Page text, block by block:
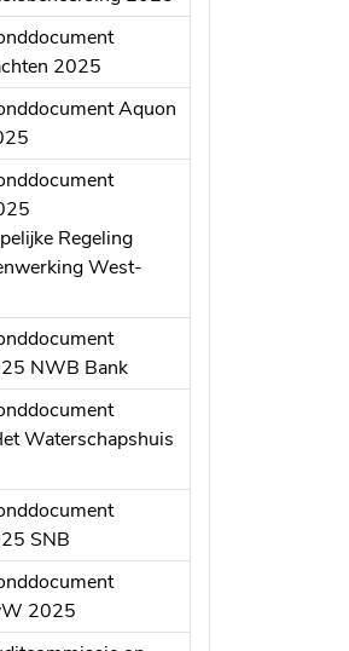
2025
Aquon
Regeling
West-
NWB Bank
Waterschapshuis
SNB
2025